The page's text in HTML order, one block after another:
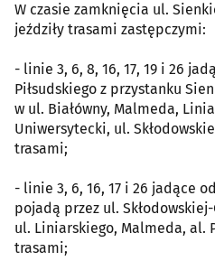
W czasie zamknięcia ul.
jeździły trasami zastępczymi:
- linie 3, 6, 8, 16, 17, 19 i 26
Piłsudskiego z przystanku
w ul. Białówny, Malmeda,
Uniwersytecki, ul.
trasami;
- linie 3, 6, 16, 17 i 26 jadące
pojadą przez ul.
ul. Liniarskiego, Malmeda, al.
trasami;